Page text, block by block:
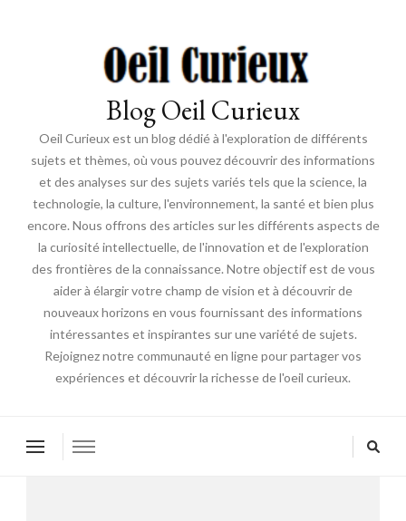
Blog Oeil Curieux
Oeil Curieux est un blog dédié à l'exploration de différents
sujets et thèmes, où vous pouvez découvrir des informations
et des analyses sur des sujets variés tels que la science, la
technologie, la culture, l'environnement, la santé et bien plus
encore. Nous offrons des articles sur les différents aspects de
la curiosité intellectuelle, de l'innovation et de l'exploration
des frontières de la connaissance. Notre objectif est de vous
aider à élargir votre champ de vision et à découvrir de
nouveaux horizons en vous fournissant des informations
intéressantes et inspirantes sur une variété de sujets.
Rejoignez notre communauté en ligne pour partager vos
expériences et découvrir la richesse de l'oeil curieux.